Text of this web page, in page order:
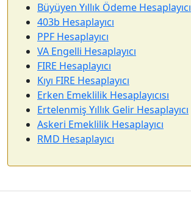
Büyüyen Yıllık Ödeme Hesaplayıcı
403b Hesaplayıcı
PPF Hesaplayıcı
VA Engelli Hesaplayıcı
FIRE Hesaplayıcı
Kıyı FIRE Hesaplayıcı
Erken Emeklilik Hesaplayıcısı
Ertelenmiş Yıllık Gelir Hesaplayıcı
Askeri Emeklilik Hesaplayıcı
RMD Hesaplayıcı